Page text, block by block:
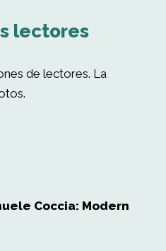
lectores
de lectores. La
Coccia: Modern